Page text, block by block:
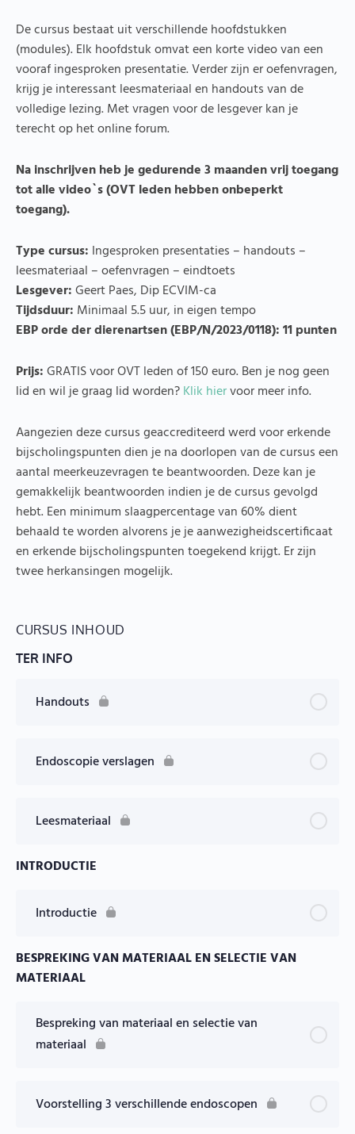
De cursus bestaat uit verschillende hoofdstukken
(modules). Elk hoofdstuk omvat een korte video van een
vooraf ingesproken presentatie. Verder zijn er oefenvragen,
krijg je interessant leesmateriaal en handouts van de
volledige lezing. Met vragen voor de lesgever kan je
terecht op het online forum.
Na inschrijven heb je gedurende 3 maanden vrij toegang
tot alle video`s(OVT leden hebben onbeperkt
toegang).
Type cursus: Ingesproken presentaties – handouts –
leesmateriaal – oefenvragen – eindtoets
Lesgever:Geert Paes, Dip ECVIM-ca
Tijdsduur: Minimaal 5.5 uur, in eigen tempo
EBP orde der dierenartsen (EBP/N/2023/0118): 11 punten
Prijs:GRATIS voor OVT leden of 150 euro. Ben je nog geen
lid en wil je graag lid worden?Klik hiervoor meer info.
Aangezien deze cursus geaccrediteerd werd voor erkende
bijscholingspunten dien je na doorlopen van de cursus een
aantal meerkeuzevragen te beantwoorden. Deze kan je
gemakkelijk beantwoorden indien je de cursus gevolgd
hebt. Een minimum slaagpercentage van 60% dient
behaald te worden alvorens je je aanwezigheidscertificaat
en erkende bijscholingspunten toegekend krijgt. Er zijn
twee herkansingen mogelijk.
CURSUS INHOUD
TER INFO
Handouts
Endoscopie verslagen
Leesmateriaal
INTRODUCTIE
Introductie
BESPREKING VAN MATERIAAL EN SELECTIE VAN
MATERIAAL
Bespreking van materiaal en selectie van
materiaal
Voorstelling 3 verschillende endoscopen